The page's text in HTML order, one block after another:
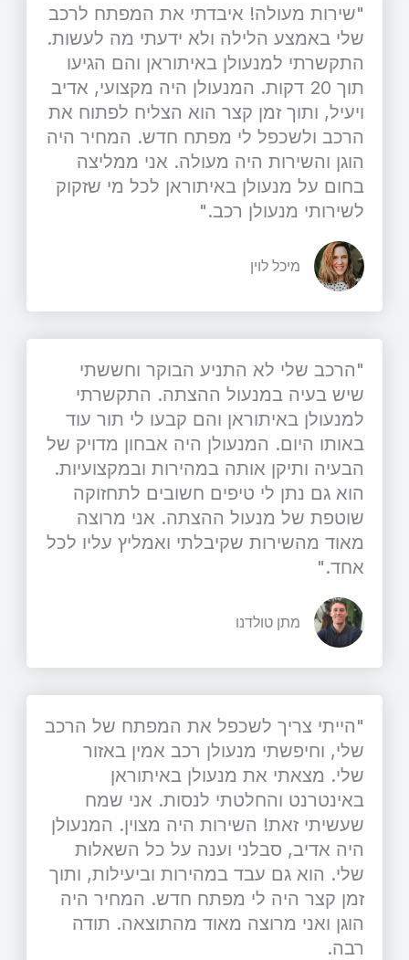
"שירות מעולה! איבדתי את המפתח לרכב
שלי באמצע הלילה ולא ידעתי מה לעשות.
התקשרתי למנעולן באיתוראן והם הגיעו
תוך 20 דקות. המנעולן היה מקצועי, אדיב
ויעיל, ותוך זמן קצר הוא הצליח לפתוח את
הרכב ולשכפל לי מפתח חדש. המחיר היה
הוגן והשירות היה מעולה. אני ממליצה
בחום על מנעולן באיתוראן לכל מי שזקוק
לשירותי מנעולן רכב."
מיכל לוין
"הרכב שלי לא התניע הבוקר וחששתי
שיש בעיה במנעול ההצתה. התקשרתי
למנעולן באיתוראן והם קבעו לי תור עוד
באותו היום. המנעולן היה אבחון מדויק של
הבעיה ותיקן אותה במהירות ובמקצועיות.
הוא גם נתן לי טיפים חשובים לתחזוקה
שוטפת של מנעול ההצתה. אני מרוצה
מאוד מהשירות שקיבלתי ואמליץ עליו לכל
אחד."
מתן טולדנו
"הייתי צריך לשכפל את המפתח של הרכב
שלי, וחיפשתי מנעולן רכב אמין באזור
שלי. מצאתי את מנעולן באיתוראן
באינטרנט והחלטתי לנסות. אני שמח
שעשיתי זאת! השירות היה מצוין. המנעולן
היה אדיב, סבלני וענה על כל השאלות
שלי. הוא גם עבד במהירות וביעילות, ותוך
זמן קצר היה לי מפתח חדש. המחיר היה
הוגן ואני מרוצה מאוד מהתוצאה. תודה
רבה.